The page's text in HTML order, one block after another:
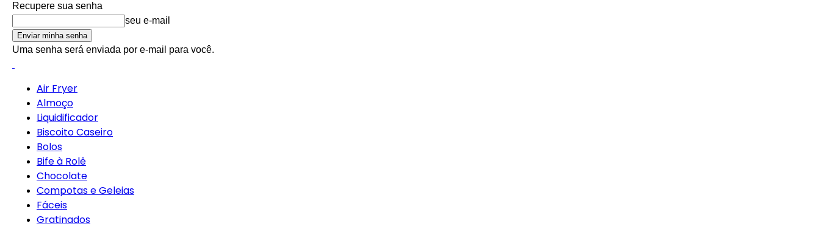
Recupere sua senha
seu e-mail
Uma senha será enviada por e-mail para você.
Air Fryer
Almoço
Liquidificador
Biscoito Caseiro
Bolos
Bife à Rolê
Chocolate
Compotas e Geleias
Fáceis
Gratinados